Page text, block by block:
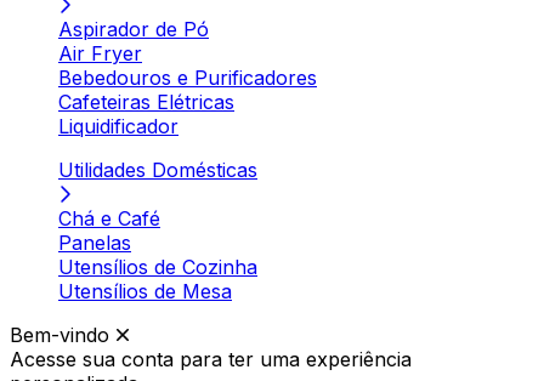
Aspirador de Pó
Air Fryer
Bebedouros e Purificadores
Cafeteiras Elétricas
Liquidificador
Utilidades Domésticas
Chá e Café
Panelas
Utensílios de Cozinha
Utensílios de Mesa
Bem-vindo
Acesse sua conta para ter uma experiência